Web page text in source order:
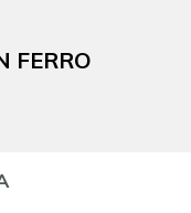
FERRO